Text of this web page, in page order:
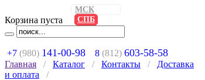
Корзина пуста
+7 (980) 141-00-98 8 (812) 603-58-58
Главная / Каталог / Контакты / Доставка
и оплата
/
МСК
СПБ